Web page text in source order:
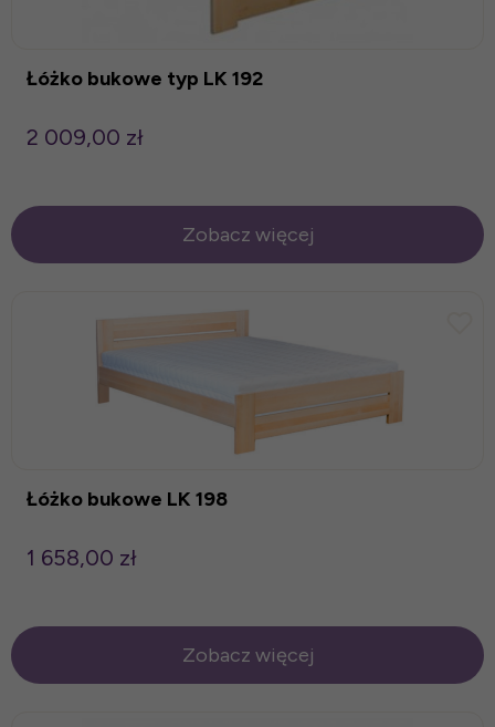
Łóżko bukowe typ LK 192
2 009,00 zł
Zobacz więcej
Łóżko bukowe LK 198
1 658,00 zł
Zobacz więcej